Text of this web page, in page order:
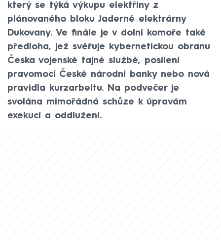
který se týká výkupu elektřiny z
plánovaného bloku Jaderné elektrárny
Dukovany. Ve finále je v dolní komoře také
předloha, jež svěřuje kybernetickou obranu
Česka vojenské tajné službě, posílení
pravomocí České národní banky nebo nová
pravidla kurzarbeitu. Na podvečer je
svolána mimořádná schůze k úpravám
exekucí a oddlužení.